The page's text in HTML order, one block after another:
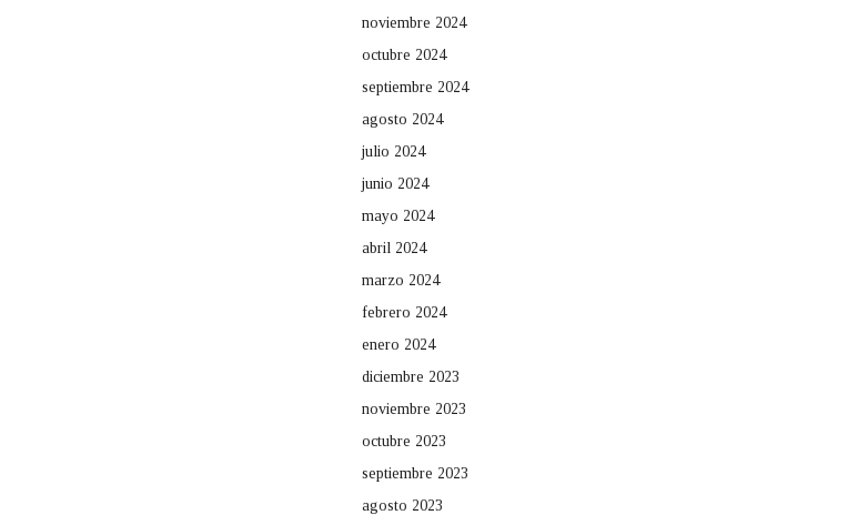
noviembre 2024
octubre 2024
septiembre 2024
agosto 2024
julio 2024
junio 2024
mayo 2024
abril 2024
marzo 2024
febrero 2024
enero 2024
diciembre 2023
noviembre 2023
octubre 2023
septiembre 2023
agosto 2023